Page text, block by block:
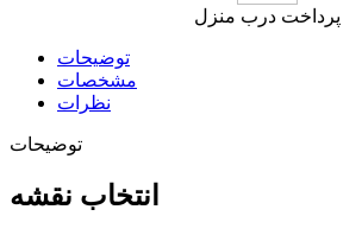
پرداخت درب منزل
توضیحات
مشخصات
نظرات
توضیحات
انتخاب نقشه